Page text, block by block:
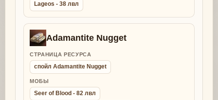
Lageos - 38 лвл
Adamantite Nugget
СТРАНИЦА РЕСУРСА
спойл Adamantite Nugget
МОБЫ
Seer of Blood - 82 лвл